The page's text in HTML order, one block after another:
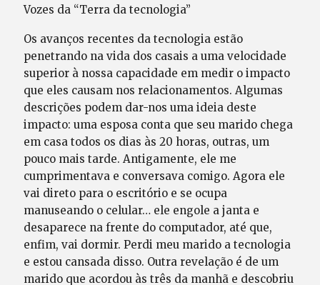
Vozes da “Terra da tecnologia”
Os avanços recentes da tecnologia estão
penetrando na vida dos casais a uma velocidade
superior à nossa capacidade em medir o impacto
que eles causam nos relacionamentos. Algumas
descrições podem dar-nos uma ideia deste
impacto: uma esposa conta que seu marido chega
em casa todos os dias às 20 horas, outras, um
pouco mais tarde. Antigamente, ele me
cumprimentava e conversava comigo. Agora ele
vai direto para o escritório e se ocupa
manuseando o celular… ele engole a janta e
desaparece na frente do computador, até que,
enfim, vai dormir. Perdi meu marido a tecnologia
e estou cansada disso. Outra revelação é de um
marido que acordou às três da manhã e descobriu